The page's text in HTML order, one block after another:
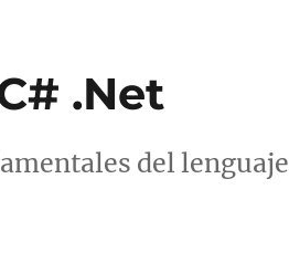
.Net
del lenguaje